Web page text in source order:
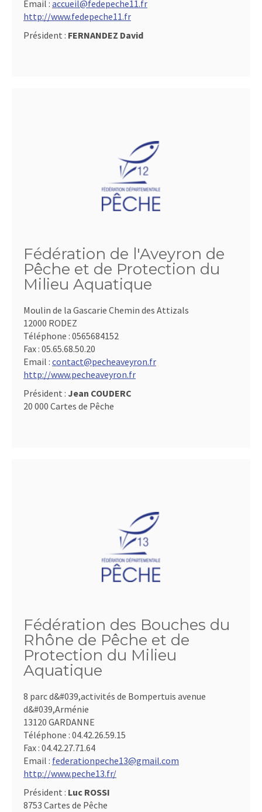
Email : accueil@fedepeche11.fr
http://www.fedepeche11.fr
Président : FERNANDEZ David
Fédération de l'Aveyron de
Pêche et de Protection du
Milieu Aquatique
Moulin de la Gascarie Chemin des Attizals
12000 RODEZ
Téléphone : 0565684152
Fax : 05.65.68.50.20
Email : contact@pecheaveyron.fr
http://www.pecheaveyron.fr
Président : Jean COUDERC
20 000 Cartes de Pêche
Fédération des Bouches du
Rhône de Pêche et de
Protection du Milieu
Aquatique
8 parc d&#039,activités de Bompertuis avenue
d&#039,Arménie
13120 GARDANNE
Téléphone : 04.42.26.59.15
Fax : 04.42.27.71.64
Email : federationpeche13@gmail.com
http://www.peche13.fr/
Président : Luc ROSSI
8753 Cartes de Pêche